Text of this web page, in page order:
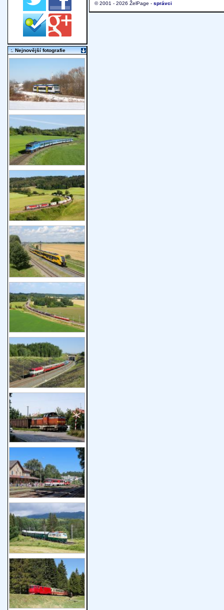
© 2001 - 2026 ŽelPage - správci
:. Nejnovější fotografie